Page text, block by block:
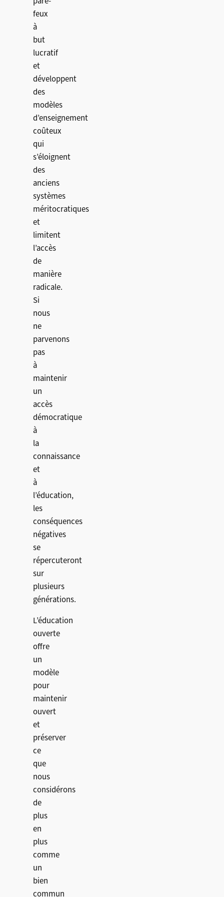
feux
à
but
lucratif
et
développent
des
modèles
d’enseignement
coûteux
qui
s’éloignent
des
anciens
systèmes
méritocratiques
et
limitent
l’accès
de
manière
radicale.
Si
nous
ne
parvenons
pas
à
maintenir
un
accès
démocratique
à
la
connaissance
et
à
l’éducation,
les
conséquences
négatives
se
répercuteront
sur
plusieurs
générations.
L’éducation
ouverte
offre
un
modèle
pour
maintenir
ouvert
et
préserver
ce
que
nous
considérons
de
plus
en
plus
comme
un
bien
commun